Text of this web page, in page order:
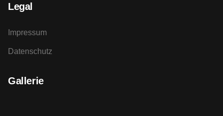
Legal
Impressum
Datenschutz
Gallerie